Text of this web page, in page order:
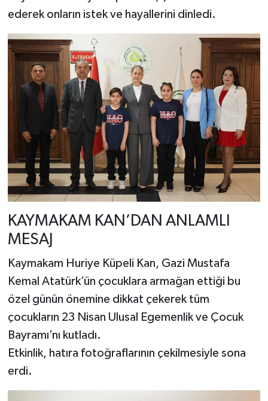
ederek onların istek ve hayallerini dinledi.
KAYMAKAM KAN’DAN ANLAMLI
MESAJ
Kaymakam Huriye Küpeli Kan, Gazi Mustafa
Kemal Atatürk’ün çocuklara armağan ettiği bu
özel günün önemine dikkat çekerek tüm
çocukların 23 Nisan Ulusal Egemenlik ve Çocuk
Bayramı’nı kutladı.
Etkinlik, hatıra fotoğraflarının çekilmesiyle sona
erdi.